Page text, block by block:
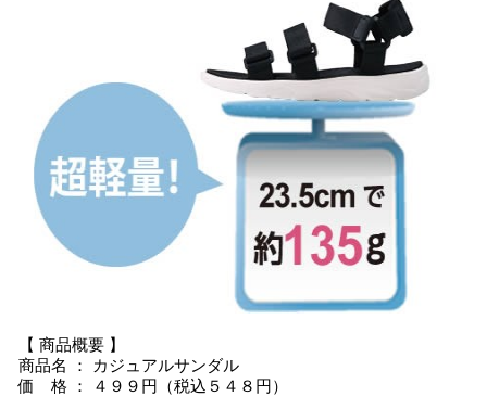
【 商品概要 】
商品名 ： カジュアルサンダル
価 格 ： ４９９円（税込５４８円）